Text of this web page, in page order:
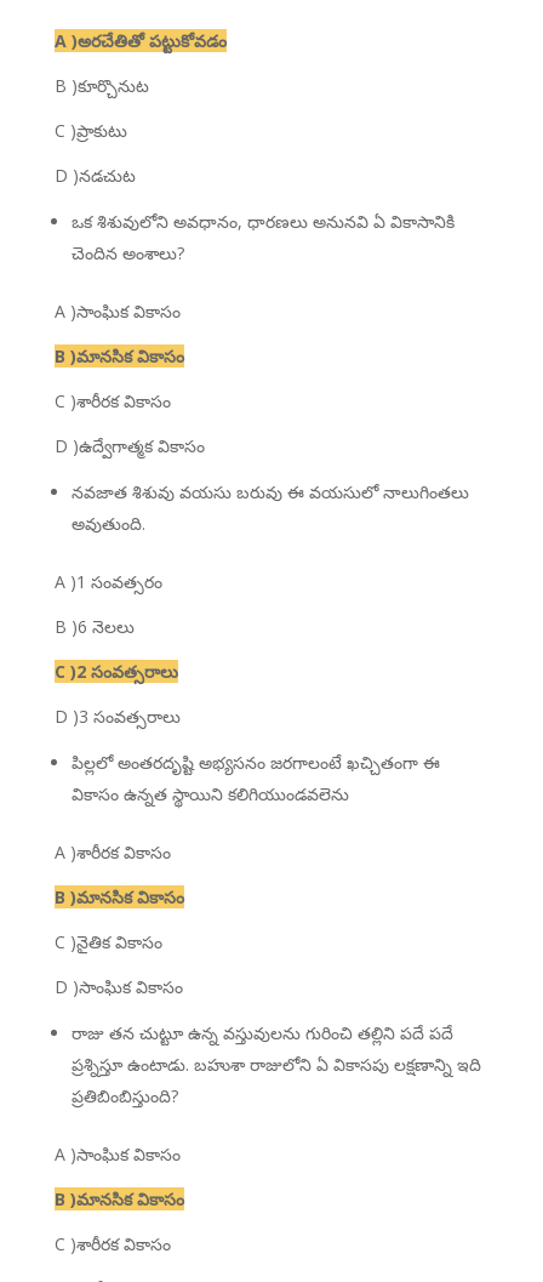
A )అరచేతితో పట్టుకోవడం
B )కూర్చొనుట
C )ప్రాకుటు
D )నడచుట
ఒక శిశువులోని అవధానం, ధారణలు అనునవి ఏ వికాసానికి
చెందిన అంశాలు?
A )సాంఘిక వికాసం
B )మానసిక వికాసం
C )శారీరక వికాసం
D )ఉద్వేగాత్మక వికాసం
నవజాత శిశువు వయసు బరువు ఈ వయసులో నాలుగింతలు
అవుతుంది.
A )1 సంవత్సరం
B )6 నెలలు
C )2 సంవత్సరాలు
D )3 సంవత్సరాలు
పిల్లలో అంతరదృష్టి అభ్యసనం జరగాలంటే ఖచ్చితంగా ఈ
వికాసం ఉన్నత స్థాయిని కలిగియుండవలెను
A )శారీరక వికాసం
B )మానసిక వికాసం
C )నైతిక వికాసం
D )సాంఘిక వికాసం
రాజు తన చుట్టూ ఉన్న వస్తువులను గురించి తల్లిని పదే పదే
ప్రశ్నిస్తూ ఉంటాడు. బహుశా రాజులోని ఏ వికాసపు లక్షణాన్ని ఇది
ప్రతిబింబిస్తుంది?
A )సాంఘిక వికాసం
B )మానసిక వికాసం
C )శారీరక వికాసం